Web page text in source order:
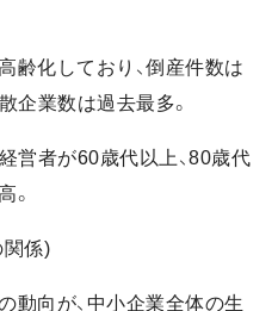
化しており、倒産件数は
企業数は過去最多。
営者が60歳代以上、80歳代
。
関係)
向が、中小企業全体の生